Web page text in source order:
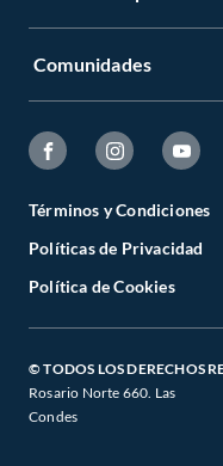
Comunidades
Términos y Condiciones
Políticas de Privacidad
Política de Cookies
© TODOS LOS DERECHOS
Rosario Norte 660. Las
Condes